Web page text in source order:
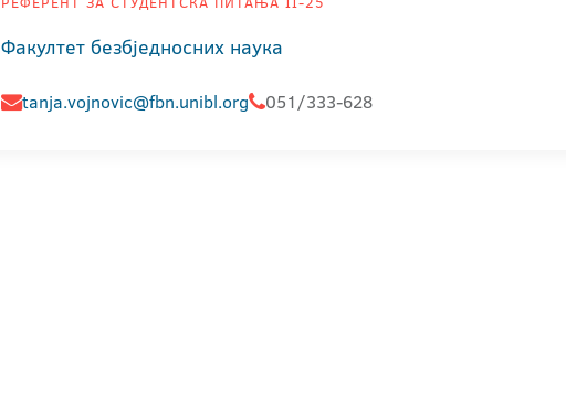
Факултет безбједносних наука
tanja.vojnovic@fbn.unibl.org 051/333-628